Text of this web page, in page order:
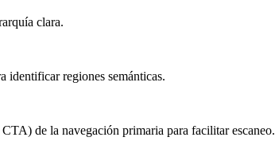
clara.
identificar regiones semánticas.
de la navegación primaria para facilitar escaneo.